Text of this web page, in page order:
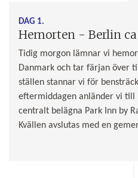
DAG 1.
Hemorten - Berlin
Tidig morgon lämnar vi
Danmark och tar färjan över
ställen stannar vi för
eftermiddagen anländer vi till
centralt belägna Park Inn by
Kvällen avslutas med en